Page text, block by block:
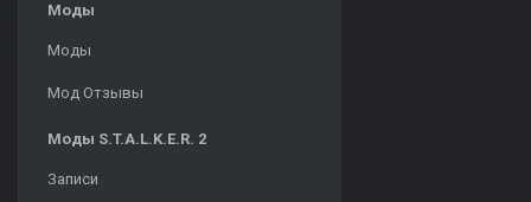
Моды
Моды
Мод Отзывы
Моды S.T.A.L.K.E.R. 2
Записи